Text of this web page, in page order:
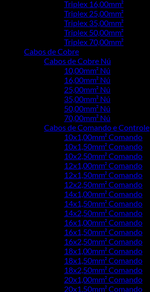
Triplex 16,00mm²
Triplex 25,00mm²
Triplex 35,00mm²
Triplex 50,00mm²
Triplex 70,00mm²
Cabos de Cobre
Cabos de Cobre Nú
10,00mm² Nú
16,00mm² Nú
25,00mm² Nú
35,00mm² Nú
50,00mm² Nú
70,00mm² Nú
Cabos de Comando e Controle
10x1,00mm² Comando
10x1,50mm² Comando
10x2,50mm² Comando
12x1,00mm² Comando
12x1,50mm² Comando
12x2,50mm² Comando
14x1,00mm² Comando
14x1,50mm² Comando
14x2,50mm² Comando
16x1,00mm² Comando
16x1,50mm² Comando
16x2,50mm² Comando
18x1,00mm² Comando
18x1,50mm² Comando
18x2,50mm² Comando
20x1,00mm² Comando
20x1,50mm² Comando